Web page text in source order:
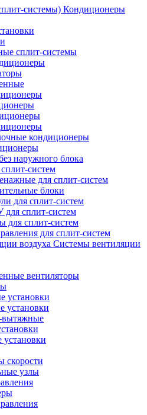
Кондиционеры
сплит-системы
кондиционеры
наружного блока
систем
для сплит-систем
блоки
для сплит-систем
сплит-систем
для сплит-систем
для сплит-систем
Системы вентиляции
вентиляторы
установки
установки
скорости
узлы